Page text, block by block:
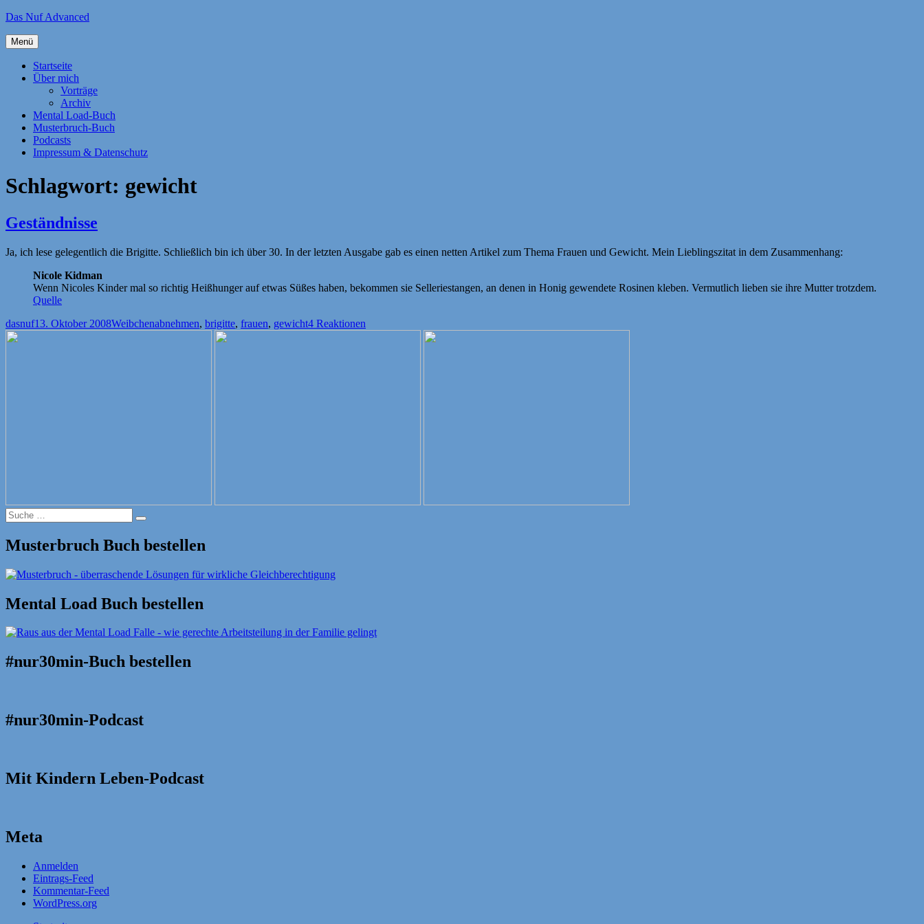
Zum
springen
Das Nuf Advanced
Menü
Startseite
Über mich
Vorträge
Archiv
Mental Load-Buch
Musterbruch-Buch
Podcasts
Impressum & Datenschutz
Schlagwort: gewicht
Geständnisse
Ja, ich lese gelegentlich die Brigitte. Schließlich bin ich über 30. In der letzten Ausgabe gab es einen netten Artikel zum Thema Frauen und Gewicht. Mein Lieblingszitat in dem Zusammenhang:
Nicole Kidman
Wenn Nicoles Kinder mal so richtig Heißhunger auf etwas Süßes haben, bekommen sie Selleriestangen, an denen in Honig gewendete Rosinen kleben. Vermutlich lieben sie ihre Mutter trotzdem.
Quelle
Autor
dasnufVeröffentlicht
13. Oktober 2008Kategorien
WeibchenSchlagwörter
abnehmen, brigitte, frauen, gewicht4 Reaktionen
Suche
nach:
Suche
Musterbruch Buch bestellen
Mental Load Buch bestellen
#nur30min-Buch bestellen
#nur30min-Podcast
Mit Kindern Leben-Podcast
Meta
Anmelden
Eintrags-Feed
Kommentar-Feed
WordPress.org